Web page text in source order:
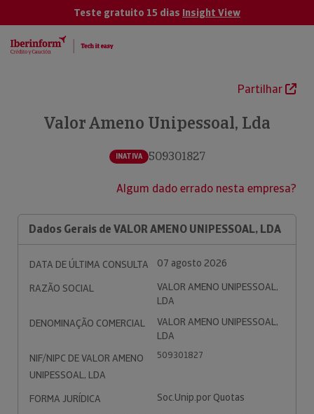
Teste gratuito 15 dias Insight View
Partilhar
Valor Ameno Unipessoal, Lda
INATIVA 509301827
Algum dado errado nesta empresa?
Dados Gerais de VALOR AMENO UNIPESSOAL, LDA
DATA DE ÚLTIMA CONSULTA
07 agosto 2026
RAZÃO SOCIAL
VALOR AMENO UNIPESSOAL,
LDA
DENOMINAÇÃO COMERCIAL
VALOR AMENO UNIPESSOAL,
LDA
NIF/NIPC DE VALOR AMENO
UNIPESSOAL, LDA
509301827
FORMA JURÍDICA
Soc.Unip.por Quotas